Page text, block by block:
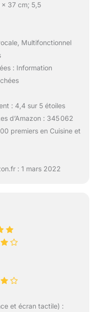
x 37 cm; 5,5
Multifonctionnel
: Information
: 4,4 sur 5 étoiles
d’Amazon : 345 062
premiers en Cuisine et
: 1 mars 2022
et écran tactile) :